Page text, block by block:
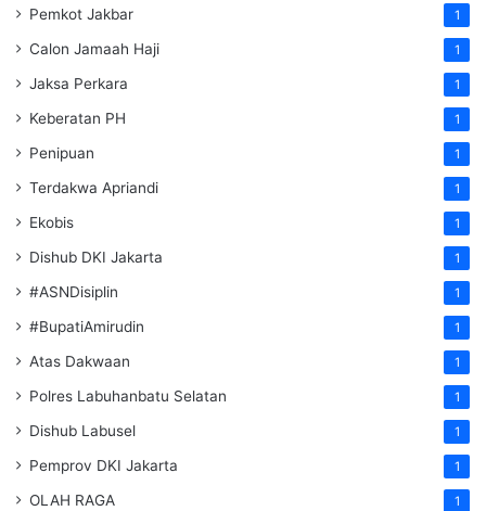
Pemkot Jakbar 1
Calon Jamaah Haji 1
Jaksa Perkara 1
Keberatan PH 1
Penipuan 1
Terdakwa Apriandi 1
Ekobis 1
Dishub DKI Jakarta 1
#ASNDisiplin 1
#BupatiAmirudin 1
Atas Dakwaan 1
Polres Labuhanbatu Selatan 1
Dishub Labusel 1
Pemprov DKI Jakarta 1
OLAH RAGA 1